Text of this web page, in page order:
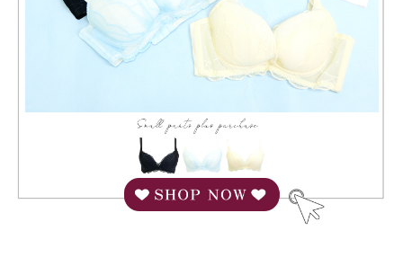
宅配/離島不配送
每筆NT$80，滿NT$890(含以上)免運費